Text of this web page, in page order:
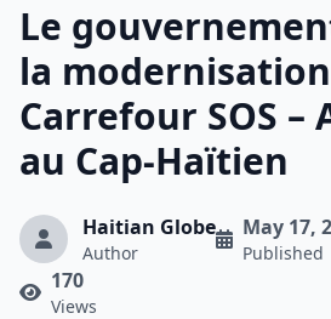
Le
la modernisation
Carrefour SOS –
au Cap-Haïtien
Haitian Globe
Author
May 17,
Published
170
Views